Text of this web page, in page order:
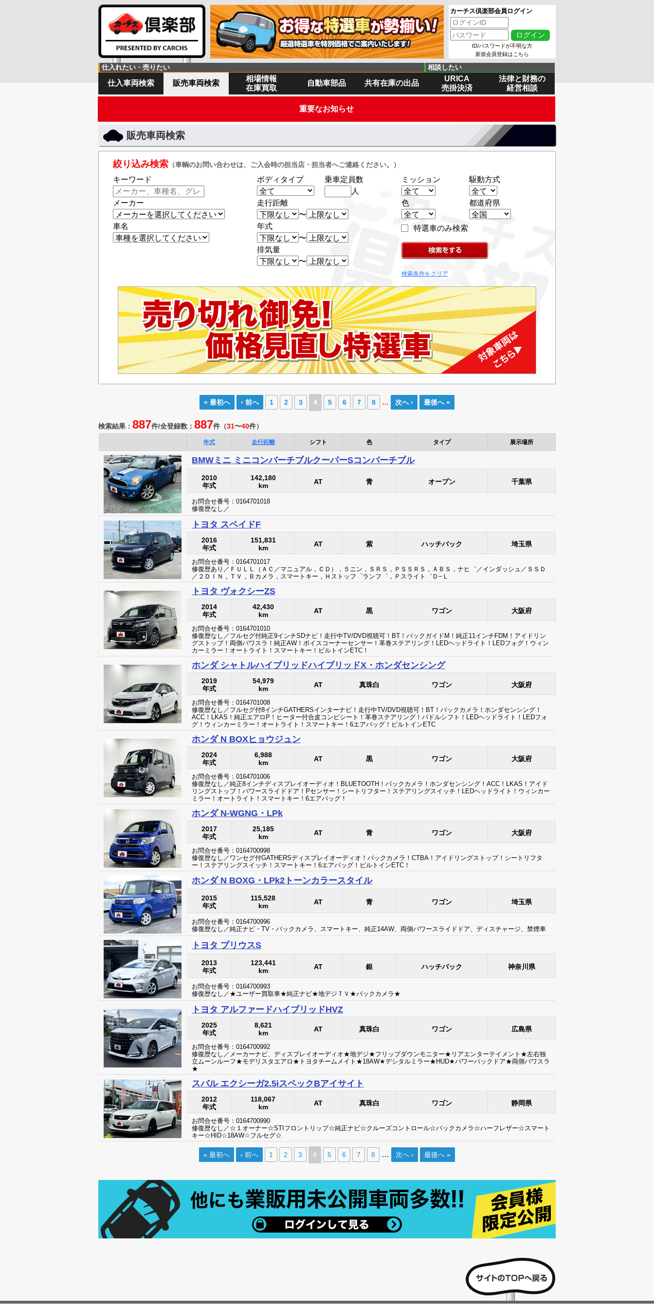
カーチス倶楽部会員ログイン
ID/パスワードが不明な方
新規会員登録はこちら
仕入れたい・売りたい 相談したい
仕入車両検索 販売車両検索
相場情報
在庫買取
自動車部品 共有在庫の出品
URICA
売掛決済
法律と財務の
経営相談
重要なお知らせ
販売車両検索
絞り込み検索（車輌のお問い合わせは、ご入会時の担当店・担当者へご連絡ください。）
キーワード
メーカー
車名
ボディタイプ
乗車定員数
人
走行距離
〜
年式
〜
排気量
〜
ミッション
色
駆動方式
都道府県
特選車のみ検索
検索条件をクリア
« 最初へ ‹ 前へ 1 2 3 4 5 6 7 8 … 次へ › 最後へ »
検索結果： 887件/全登録数： 887件 （31〜40件）
年式 走行距離 シフト 色 タイプ 展示場所
BMWミニ ミニコンバーチブルクーパーSコンバーチブル
2010
年式
142,180
km
AT 青 オープン 千葉県
お問合せ番号：0164701018
修復歴なし／
トヨタ スペイドF
2016
年式
151,831
km
AT 紫 ハッチバック 埼玉県
お問合せ番号：0164701017
修復歴あり／ＦＵＬＬ（ＡＣ／マニュアル，ＣＤ），５ニン，ＳＲＳ，ＰＳＳＲＳ，ＡＢＳ，ナヒ゛／インダッシュ／ＳＳＤ
／２ＤＩＮ，ＴＶ，Ｂカメラ，スマートキー，Ｈストッフ゜ランフ゜，Ｐスライト゛Ｄ−Ｌ
トヨタ ヴォクシーZS
2014
年式
42,430
km
AT 黒 ワゴン 大阪府
お問合せ番号：0164701010
修復歴なし／フルセグ付純正9インチSDナビ！走行中TV/DVD視聴可！BT！バックガイドM！純正11インチFDM！アイドリン
グストップ！両側パワスラ！純正AW！ボイスコーナーセンサー！革巻ステアリング！LEDヘッドライト！LEDフォグ！ウィン
カーミラー！オートライト！スマートキー！ビルトインETC！
ホンダ シャトルハイブリッドハイブリッドX・ホンダセンシング
2019
年式
54,979
km
AT 真珠白 ワゴン 大阪府
お問合せ番号：0164701008
修復歴なし／フルセグ付8インチGATHERSインターナビ！走行中TV/DVD視聴可！BT！バックカメラ！ホンダセンシング！
ACC！LKAS！純正エアロP！ヒーター付合皮コンビシート！革巻ステアリング！パドルシフト！LEDヘッドライト！LEDフォ
グ！ウィンカーミラー！オートライト！スマートキー！6エアバッグ！ビルトインETC
ホンダ N BOXヒョウジュン
2024
年式
6,988
km
AT 黒 ワゴン 大阪府
お問合せ番号：0164701006
修復歴なし／純正8インチディスプレイオーディオ！BLUETOOTH！バックカメラ！ホンダセンシング！ACC！LKAS！アイド
リングストップ！パワースライドドア！Pセンサー！シートリフター！ステアリングスイッチ！LEDヘッドライト！ウィンカー
ミラー！オートライト！スマートキー！6エアバッグ！
ホンダ N-WGNG・LPk
2017
年式
25,185
km
AT 青 ワゴン 大阪府
お問合せ番号：0164700998
修復歴なし／ワンセグ付GATHERSディスプレイオーディオ！バックカメラ！CTBA！アイドリングストップ！シートリフタ
ー！ステアリングスイッチ！スマートキー！6エアバッグ！ビルトインETC！
ホンダ N BOXG・LPk2トーンカラースタイル
2015
年式
115,528
km
AT 青 ワゴン 埼玉県
お問合せ番号：0164700996
修復歴なし／純正ナビ・TV・バックカメラ、スマートキー、純正14AW、両側パワースライドドア、ディスチャージ、禁煙車
トヨタ プリウスS
2013
年式
123,441
km
AT 銀 ハッチバック 神奈川県
お問合せ番号：0164700993
修復歴なし／★ユーザー買取車★純正ナビ★地デジＴＶ★バックカメラ★
トヨタ アルファードハイブリッドHVZ
2025
年式
8,621
km
AT 真珠白 ワゴン 広島県
お問合せ番号：0164700992
修復歴なし／メーカーナビ、ディスプレイオーディオ★地デジ★フリップダウンモニター★リアエンターテイメント★左右独
立ムーンルーフ★モデリスタエアロ★トヨタチームメイト★18AW★デシタルミラー★HUD★パワーバックドア★両側パワスラ
★
スバル エクシーガ2.5iスペックBアイサイト
2012
年式
118,067
km
AT 真珠白 ワゴン 静岡県
お問合せ番号：0164700990
修復歴なし／☆１オーナー☆STIフロントリップ☆純正ナビ☆クルーズコントロール☆バックカメラ☆ハーフレザー☆スマート
キー☆HID☆18AW☆フルセグ☆
« 最初へ ‹ 前へ 1 2 3 4 5 6 7 8 … 次へ › 最後へ »